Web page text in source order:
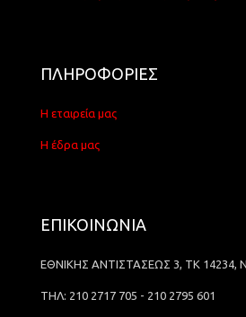
ΠΛΗΡΟΦΟΡΙΕΣ
Η εταιρεία μας
Η έδρα μας
ΕΠΙΚΟΙΝΩΝΙΑ
ΕΘΝΙΚΗΣ ΑΝΤΙΣΤΑΣΕΩΣ 3, ΤΚ 14234,
ΤΗΛ: 210 2717 705 - 210 2795 601